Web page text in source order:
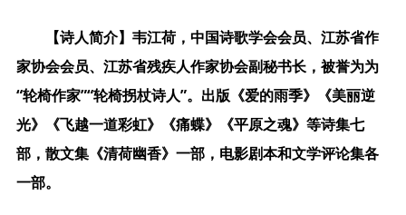
【诗人简介】韦江荷，中国诗歌学会会员、江苏省作
家协会会员、江苏省残疾人作家协会副秘书长，被誉为为
“轮椅作家”“轮椅拐杖诗人”。出版《爱的雨季》《美丽逆
光》《飞越一道彩虹》《痛蝶》《平原之魂》等诗集七
部，散文集《清荷幽香》一部，电影剧本和文学评论集各
一部。